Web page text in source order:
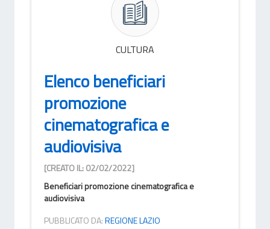
CULTURA
Elenco beneficiari
promozione
cinematografica e
audiovisiva
[CREATO IL: 02/02/2022]
Beneficiari promozione cinematografica e
audiovisiva
PUBBLICATO DA:REGIONE LAZIO